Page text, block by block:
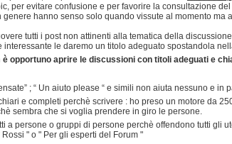
per evitare confusione e per favorire la consultazione del
genere hanno senso solo quando vissute al momento ma
tutti i post non attinenti alla tematica della
interessante le daremo un titolo adeguato spostandola
opportuno aprire le discussioni con titoli adeguati e
; “ Un aiuto please “ e simili non aiuta nessuno e
e completi perchè scrivere : ho preso un motore da
sembra che si voglia prendere in giro le persone.
a persone o gruppi di persone perchè offendono tutti gli
" o " Per gli esperti del Forum "